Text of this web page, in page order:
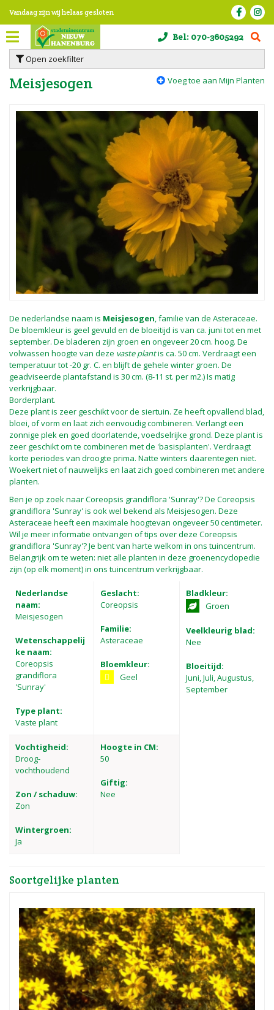
n
Vandaag zijn wij helaas gesloten
Bel: 070-3605292
Open zoekfilter
Meisjesogen Voeg toe aan Mijn Planten
De nederlandse naam is Meisjesogen, familie van de Asteraceae.
De bloemkleur is geel gevuld en de bloeitijd is van ca. juni tot en met
september. De bladeren zijn groen en ongeveer 20 cm. hoog. De
volwassen hoogte van deze vaste plantis ca. 50 cm. Verdraagt een
temperatuur tot -20 gr. C. en blijft de gehele winter groen. De
geadviseerde plantafstand is 30 cm. (8-11 st. per m2.) Is matig
verkrijgbaar.
Borderplant.
Deze plant is zeer geschikt voor de siertuin. Ze heeft opvallend blad,
bloei, of vorm en laat zich eenvoudig combineren. Verlangt een
zonnige plek en goed doorlatende, voedselrijke grond. Deze plant is
zeer geschikt om te combineren met de 'basisplanten'. Verdraagt
korte periodes van droogte prima. Natte winters daarentegen niet.
Woekert niet of nauwelijks en laat zich goed combineren met andere
planten.
Ben je op zoek naar Coreopsis grandiflora 'Sunray'? De Coreopsis
grandiflora 'Sunray' is ook wel bekend als Meisjesogen. Deze
Asteraceae heeft een maximale hoogtevan ongeveer 50 centimeter.
Wil je meer informatie ontvangen of tips over deze Coreopsis
grandiflora 'Sunray'? Je bent van harte welkom in ons tuincentrum.
Belangrijk om te weten: niet alle planten in deze groenencyclopedie
zijn (op elk moment) in ons tuincentrum verkrijgbaar.
Nederlandse
naam:
Meisjesogen
Wetenschappelij
ke naam:
Coreopsis
grandiflora
'Sunray'
Type plant:
Vaste plant
Geslacht:
Coreopsis
Familie:
Asteraceae
Bloemkleur:
Geel
Bladkleur:
Groen
Veelkleurig blad:
Nee
Bloeitijd:
Juni, Juli, Augustus,
September
Vochtigheid:
Droog-
vochthoudend
Zon / schaduw:
Zon
Wintergroen:
Ja
Hoogte in CM:
50
Giftig:
Nee
Soortgelijke planten